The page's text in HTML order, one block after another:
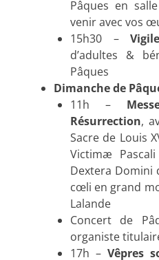
Pâques en
venir avec vos
15h30 –
d’adultes &
Pâques
Dimanche de
11h –
Résurrection,
Sacre de Louis
Victimæ
Dextera Domini
cœli en grand
Lalande
Concert de
organiste
17h – Vêpres